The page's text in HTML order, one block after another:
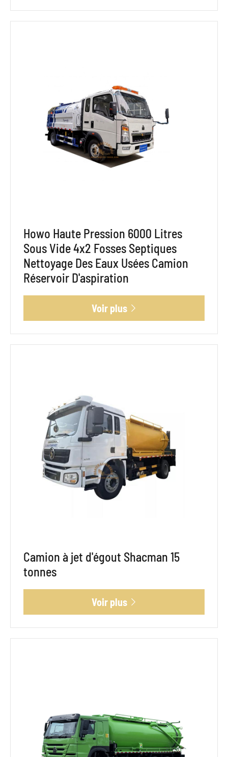
Howo Haute Pression 6000 Litres
Sous Vide 4x2 Fosses Septiques
Nettoyage Des Eaux Usées Camion
Réservoir D'aspiration
Voir plus 
Camion à jet d'égout Shacman 15
tonnes
Voir plus 